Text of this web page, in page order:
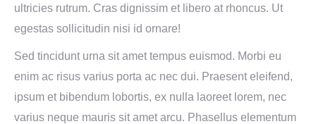
ultricies rutrum. Cras dignissim et libero at rhoncus. Ut
egestas sollicitudin nisi id ornare!
Sed tincidunt urna sit amet tempus euismod. Morbi eu
enim ac risus varius porta ac nec dui. Praesent eleifend,
ipsum et bibendum lobortis, ex nulla laoreet lorem, nec
varius neque mauris sit amet arcu. Phasellus elementum